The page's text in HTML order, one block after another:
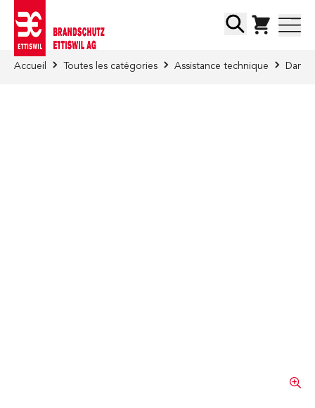
Chercher
Accueil Toutes les catégories Assistance technique